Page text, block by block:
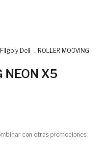
y Deli . ROLLER MOOVING
NEON X5
con otras promociones.